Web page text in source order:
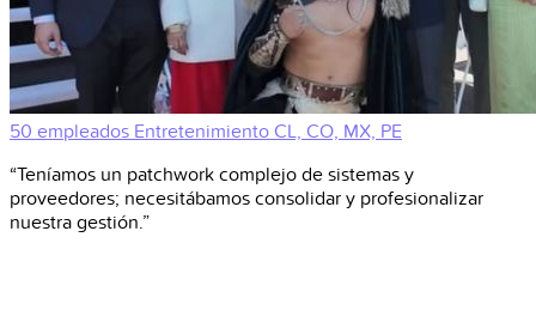
50 empleados Entretenimiento CL, CO, MX, PE
“Teníamos un patchwork complejo de sistemas y
proveedores; necesitábamos consolidar y profesionalizar
nuestra gestión.”